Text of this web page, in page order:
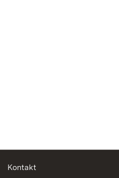
Kontakt